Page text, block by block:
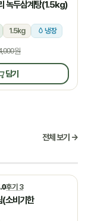
녹두삼계탕(1.5kg)
1.5kg 냉장
원
담기
전체 보기 →
후기 3
(소비기한